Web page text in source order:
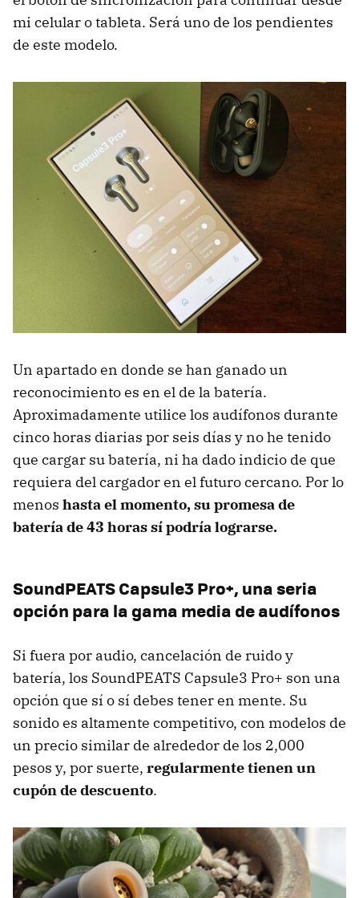
mi celular o tableta. Será uno de los pendientes
de este modelo.
Un apartado en donde se han ganado un
reconocimiento es en el de la batería.
Aproximadamente utilice los audífonos durante
cinco horas diarias por seis días y no he tenido
que cargar su batería, ni ha dado indicio de que
requiera del cargador en el futuro cercano. Por lo
menos hasta el momento, su promesa de
batería de 43 horas sí podría lograrse.
SoundPEATS Capsule3 Pro+, una seria
opción para la gama media de audífonos
Si fuera por audio, cancelación de ruido y
batería, los SoundPEATS Capsule3 Pro+ son una
opción que sí o sí debes tener en mente. Su
sonido es altamente competitivo, con modelos de
un precio similar de alrededor de los 2,000
pesos y, por suerte, regularmente tienen un
cupón de descuento.